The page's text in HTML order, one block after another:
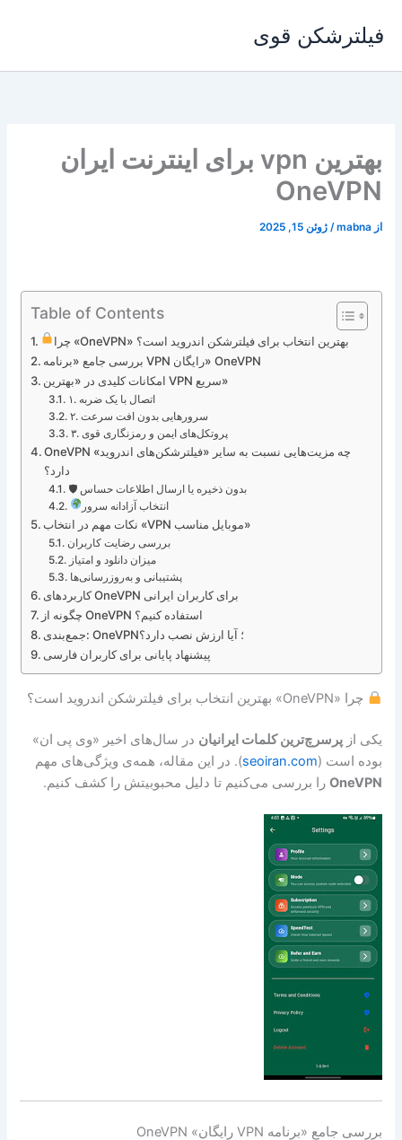
فیلترشکن قوی
بهترین vpn برای اینترنت ایران
OneVPN
از mabna
/ژوئن 15, 2025
Table of Contents
چرا «OneVPN» بهترین انتخاب برای فیلترشکن اندروید است؟
بررسی جامع «برنامه VPN رایگان» OneVPN
امکانات کلیدی در «بهترین VPN سریع»
۱. اتصال با یک ضربه
۲. سرورهایی بدون افت سرعت
۳. پروتکل‌های ایمن و رمزنگاری قوی
OneVPN چه مزیت‌هایی نسبت به سایر «فیلترشکن‌های اندروید»
دارد؟
🛡 بدون ذخیره یا ارسال اطلاعات حساس
انتخاب آزادانه سرور
نکات مهم در انتخاب «VPN موبایل مناسب»
بررسی رضایت کاربران
میزان دانلود و امتیاز
پشتیبانی و به‌روزرسانی‌ها
کاربردهای OneVPN برای کاربران ایرانی
چگونه از OneVPN استفاده کنیم؟
جمع‌بندی: OneVPN؛ آیا ارزش نصب دارد؟
پیشنهاد پایانی برای کاربران فارسی
چرا «OneVPN» بهترین انتخاب برای فیلترشکن اندروید است؟
یکی ازپرسرچ‌ترین کلمات ایرانیان در سال‌های اخیر «وی پی ان»
بوده است (seoiran.com). در این مقاله، همه‌ی ویژگی‌های مهم
OneVPN را بررسی می‌کنیم تا دلیل محبوبیتش را کشف کنیم.
بررسی جامع «برنامه VPN رایگان» OneVPN